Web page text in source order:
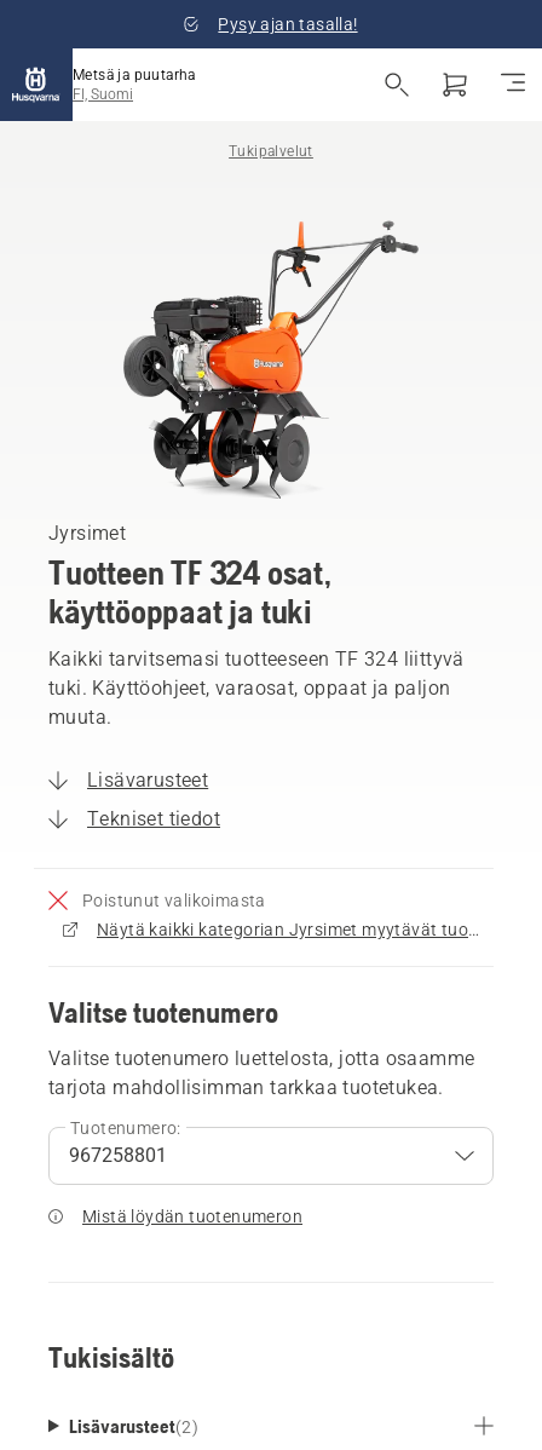
Pysy ajan tasalla!
Metsä ja puutarha
FI, Suomi
Tukipalvelut
Jyrsimet
Tuotteen TF 324 osat,
käyttöoppaat ja tuki
Kaikki tarvitsemasi tuotteeseen TF 324 liittyvä
tuki. Käyttöohjeet, varaosat, oppaat ja paljon
muuta.
Lisävarusteet
Tekniset tiedot
Poistunut valikoimasta
Näytä kaikki kategorian Jyrsimet myytävät tuotteet
Valitse tuotenumero
Valitse tuotenumero luettelosta, jotta osaamme
tarjota mahdollisimman tarkkaa tuotetukea.
Tuotenumero:
Mistä löydän tuotenumeron
Tukisisältö
Lisävarusteet(2)